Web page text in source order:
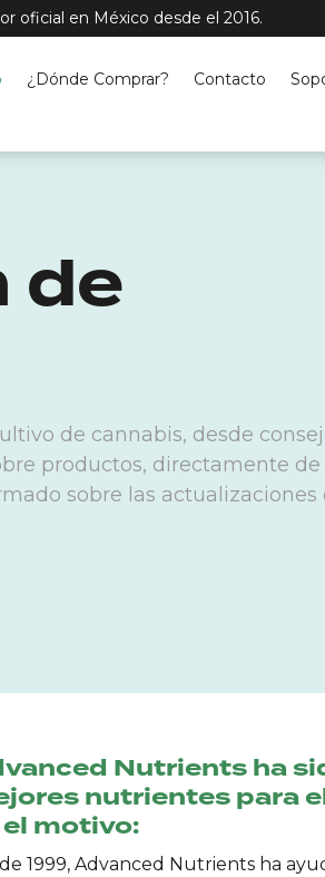
oficial en México desde el 2016.
¿Dónde Comprar? Contacto
de
de cannabis, desde
productos, directamente de
sobre las actualizaciones
Nutrients ha
nutrientes para
el motivo:
1999, Advanced Nutrients ha